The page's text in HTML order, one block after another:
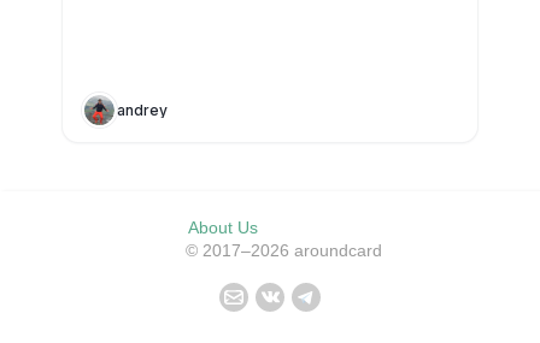
andrey
About Us
© 2017–2026 aroundcard